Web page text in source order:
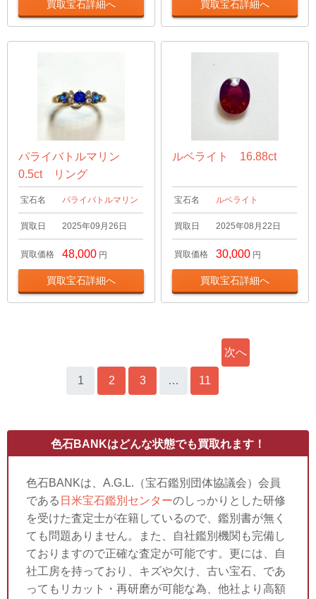
買取宝石詳細へ 買取宝石詳細へ
パライバトルマリン
0.5ct リング
宝石名 パライバトルマリン
買取日 2025年09月26日
買取価格 48,000 円
買取宝石詳細へ
ルベライト 16.88ct
宝石名 ルベライト
買取日 2025年08月22日
買取価格 30,000 円
買取宝石詳細へ
1 2 3 … 11
次へ
色石BANKはどんな状態でも買取れます！
色石BANKは、A.G.L.（宝石鑑別団体協議会）会員
である 日米宝石鑑別センターのしっかりとした研修
を受けた査定士が在籍しているので、鑑別書が無く
ても問題ありません。また、自社鑑別機関も完備し
ておりますので正確な査定が可能です。更には、自
社工房を持っており、キズや欠け、古い宝石、であ
ってもリカット・再研磨が可能な為、他社より高額